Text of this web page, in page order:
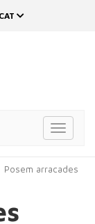
CAT
Toggle
Posem arracades